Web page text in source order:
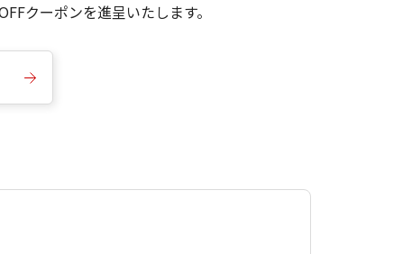
クーポンを進呈いたします。